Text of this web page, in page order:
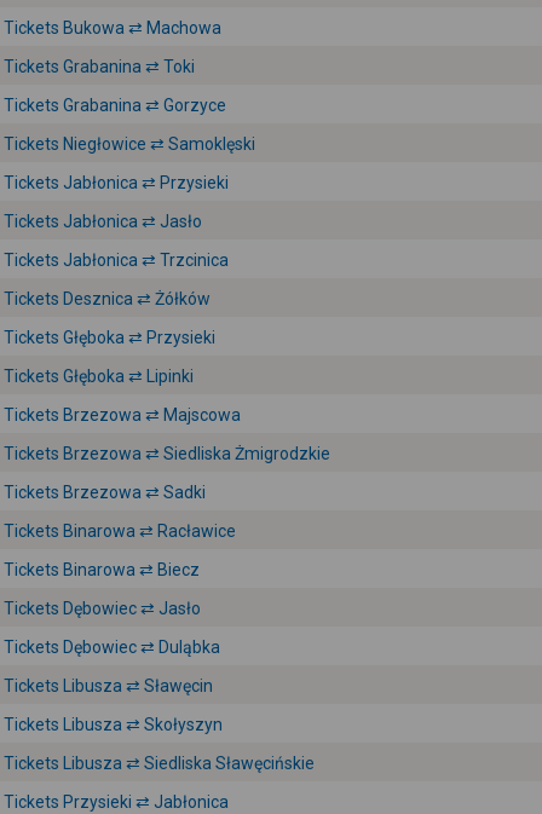
Tickets Bukowa ⇄ Machowa
Tickets Grabanina ⇄ Toki
Tickets Grabanina ⇄ Gorzyce
Tickets Niegłowice ⇄ Samoklęski
Tickets Jabłonica ⇄ Przysieki
Tickets Jabłonica ⇄ Jasło
Tickets Jabłonica ⇄ Trzcinica
Tickets Desznica ⇄ Żółków
Tickets Głęboka ⇄ Przysieki
Tickets Głęboka ⇄ Lipinki
Tickets Brzezowa ⇄ Majscowa
Tickets Brzezowa ⇄ Siedliska Żmigrodzkie
Tickets Brzezowa ⇄ Sadki
Tickets Binarowa ⇄ Racławice
Tickets Binarowa ⇄ Biecz
Tickets Dębowiec ⇄ Jasło
Tickets Dębowiec ⇄ Duląbka
Tickets Libusza ⇄ Sławęcin
Tickets Libusza ⇄ Skołyszyn
Tickets Libusza ⇄ Siedliska Sławęcińskie
Tickets Przysieki ⇄ Jabłonica